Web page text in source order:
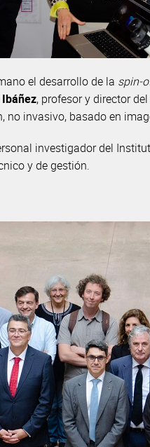
el desarrollo de la spin-
, profesor y director
invasivo, basado en
investigador del
y de gestión.